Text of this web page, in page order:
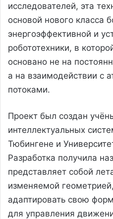
исследователей, эта
основой нового класса
энергоэффективной и
робототехники, в
основано не на
а на взаимодействии с
потоками.
Проект был создан
интеллектуальных
Тюбингене и
Разработка получила
представляет собой
изменяемой
адаптировать свою
для управления